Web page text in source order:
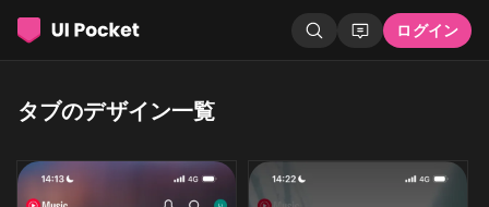
ログイン
タブのデザイン一覧